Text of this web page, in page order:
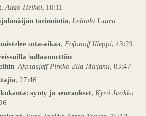
,Aikio Heikki, 10:11
tarinointia, Lehtola Laura
sota-aikaa, Fofonoff Illeppi, 43:29
hullaannuttiin
, Afanasjeff Pirkko Eila Mirjami, 03:47
, 27:46
synty ja seuraukset, Kyrö Jaakko